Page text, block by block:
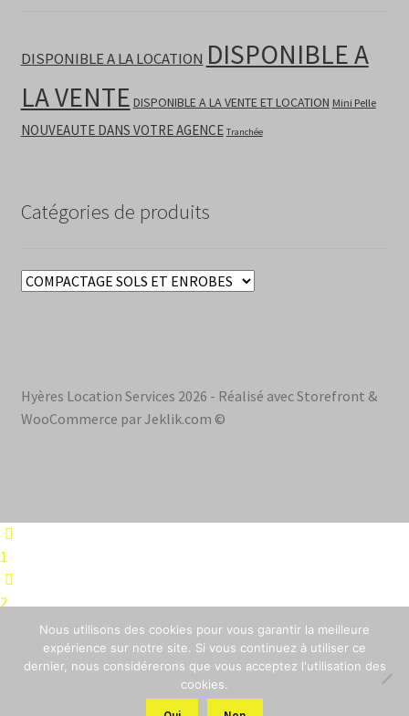
DISPONIBLE A LA LOCATION DISPONIBLE A
LA VENTE DISPONIBLE A LA VENTE ET LOCATION Mini Pelle
NOUVEAUTE DANS VOTRE AGENCE Tranchée
Catégories de produits
Hyères Location Services 2026 - Réalisé avec Storefront &
WooCommerce par Jeklik.com ©
1
2
Nous utilisons des cookies pour vous garantir la meilleure
expérience sur notre site. Si vous continuez à utiliser ce
dernier, nous considérerons que vous acceptez l'utilisation des
cookies.